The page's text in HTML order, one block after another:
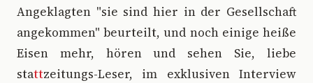
Angeklagten "sie sind hier in der Gesellschaft
angekommen" beurteilt, und noch einige heiße
Eisen mehr, hören und sehen Sie, liebe
stattzeitungs-Leser, im exklusiven Interview